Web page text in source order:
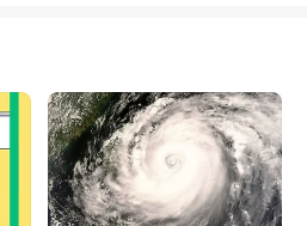
록 사전 준비 ◈ 교
상황 점검 및 향후 과
학생 성희롱·성폭력
성폭력 전담기구(인권
·기능 강화 - 불법..